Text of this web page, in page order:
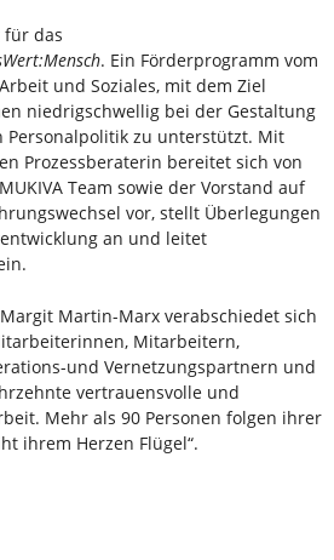
für das
. Ein Förderprogramm vom
und Soziales, mit dem Ziel
niedrigschwellig bei der Gestaltung
Personalpolitik zu unterstützt. Mit
Prozessberaterin bereitet sich von
Team sowie der Vorstand auf
vor, stellt Überlegungen
an und leitet
Martin-Marx verabschiedet sich
Mitarbeitern,
und Vernetzungspartnern und
vertrauensvolle und
Mehr als 90 Personen folgen ihrer
ihrem Herzen Flügel“.